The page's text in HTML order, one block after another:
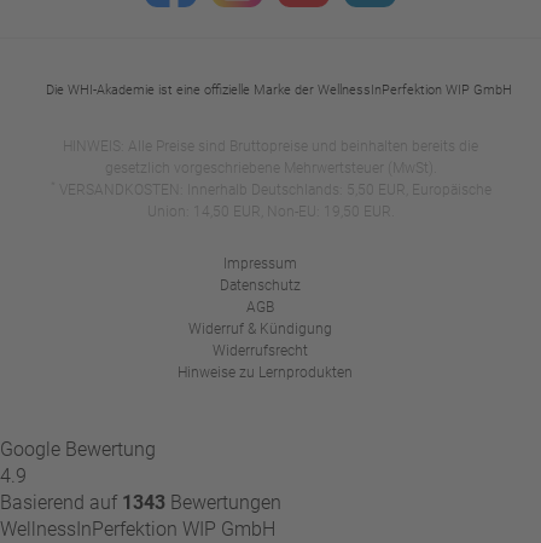
Die WHI-Akademie ist eine offizielle Marke der WellnessInPerfektion WIP GmbH
HINWEIS: Alle Preise sind Bruttopreise und beinhalten bereits die
gesetzlich vorgeschriebene Mehrwertsteuer (MwSt).
VERSANDKOSTEN: Innerhalb Deutschlands: 5,50 EUR, Europäische
Union: 14,50 EUR, Non-EU: 19,50 EUR.
Impressum
Datenschutz
AGB
Widerruf & Kündigung
Widerrufsrecht
Hinweise zu Lernprodukten
Google Bewertung
4.9
Basierend auf 1343 Bewertungen
WellnessInPerfektion WIP GmbH